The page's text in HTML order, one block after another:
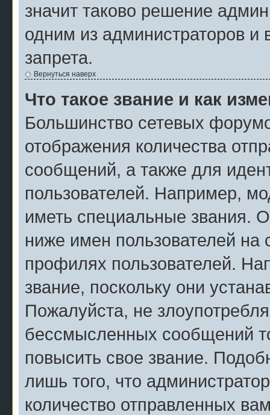
значит таково решение
одним из администраторов и
запрета.
Вернуться наверх
Что такое звание и как
Большинство сетевых
отображения количества
сообщений, а также для
пользователей. Например,
иметь специальные звания.
ниже имен пользователей на
профилях пользователей.
звание, поскольку они
Пожалуйста, не
бессмысленных сообщений
повысить свое звание.
лишь того, что
количество отправленных